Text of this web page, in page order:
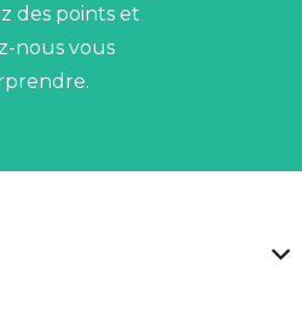
des points et
nous vous